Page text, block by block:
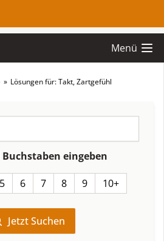
Menü
» Lösungen für: Takt, Zartgefühl
eingeben
5 6 7 8 9 10+
Jetzt Suchen